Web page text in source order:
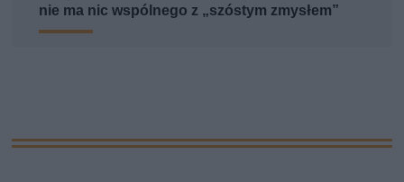
nie ma nic wspólnego z „szóstym zmysłem”